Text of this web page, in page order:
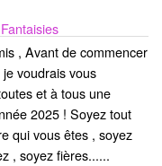
, Avant de commencer
voudrais vous
et à tous une
2025 ! Soyez tout
qui vous êtes , soyez
, soyez fières......